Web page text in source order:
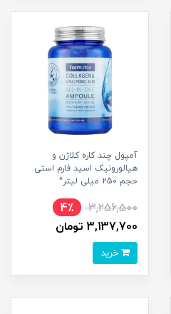
آمپول چند کاره کلاژن و
هیالورونیک اسید فارم استی
حجم 250 میلی لیتر^
3,256,500
4٪
3,137,700 تومان